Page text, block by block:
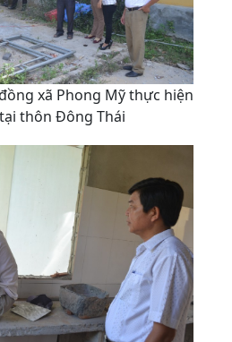
xã Phong Mỹ thực hiện
thôn Đông Thái